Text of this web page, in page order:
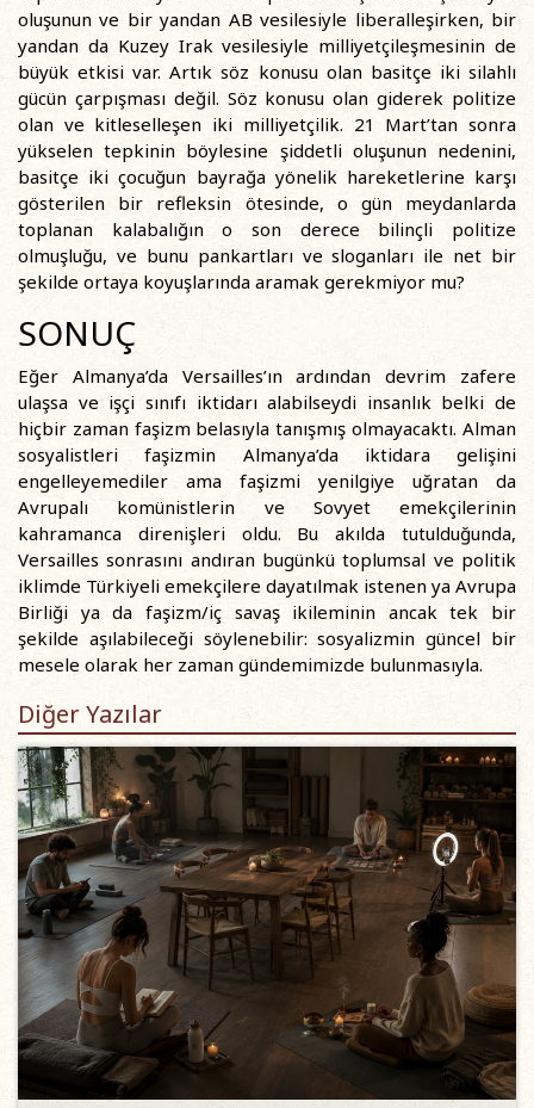
oluşunun ve bir yandan AB vesilesiyle liberalleşirken, bir
yandan da Kuzey Irak vesilesiyle milliyetçileşmesinin de
büyük etkisi var. Artık söz konusu olan basitçe iki silahlı
gücün çarpışması değil. Söz konusu olan giderek politize
olan ve kitleselleşen iki milliyetçilik. 21 Mart’tan sonra
yükselen tepkinin böylesine şiddetli oluşunun nedenini,
basitçe iki çocuğun bayrağa yönelik hareketlerine karşı
gösterilen bir refleksin ötesinde, o gün meydanlarda
toplanan kalabalığın o son derece bilinçli politize
olmuşluğu, ve bunu pankartları ve sloganları ile net bir
şekilde ortaya koyuşlarında aramak gerekmiyor mu?
SONUÇ
Eğer Almanya’da Versailles’ın ardından devrim zafere
ulaşsa ve işçi sınıfı iktidarı alabilseydi insanlık belki de
hiçbir zaman faşizm belasıyla tanışmış olmayacaktı. Alman
sosyalistleri faşizmin Almanya’da iktidara gelişini
engelleyemediler ama faşizmi yenilgiye uğratan da
Avrupalı komünistlerin ve Sovyet emekçilerinin
kahramanca direnişleri oldu. Bu akılda tutulduğunda,
Versailles sonrasını andıran bugünkü toplumsal ve politik
iklimde Türkiyeli emekçilere dayatılmak istenen ya Avrupa
Birliği ya da faşizm/iç savaş ikileminin ancak tek bir
şekilde aşılabileceği söylenebilir: sosyalizmin güncel bir
mesele olarak her zaman gündemimizde bulunmasıyla.
Diğer Yazılar